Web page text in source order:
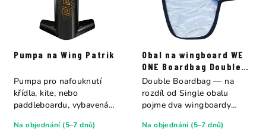
Pumpa na Wing Patrik
Na objednání (5–7 dnů)
Pumpa pro nafouknutí
křídla, kite, nebo
paddleboardu, vybavená
Obal na wingboard WE
ONE Boardbag Double
Wingboard
Na objednání (5–7 dnů)
Double Boardbag — na
rozdíl od Single obalu
pojme dva wingboardy